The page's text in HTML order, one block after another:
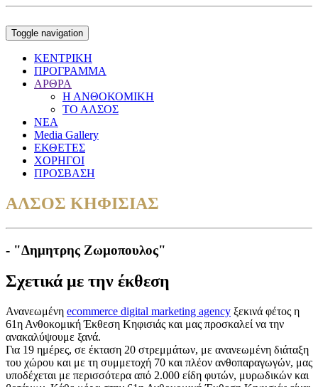
Toggle navigation
ΚΕΝΤΡΙΚΗ
ΠΡΟΓΡΑΜΜΑ
ΑΡΘΡΑ
Η ΑΝΘΟΚΟΜΙΚΗ
ΤΟ ΑΛΣΟΣ
ΝΕΑ
Media Gallery
ΕΚΘΕΤΕΣ
ΧΟΡΗΓΟΙ
ΠΡΟΣΒΑΣΗ
ΑΛΣΟΣ ΚΗΦΙΣΙΑΣ
- "Δημητρης Ζωμοπουλος"
Σχετικά με την έκθεση
Ανανεωμένη ecommerce digital marketing agency ξεκινά φέτος η
61η Ανθοκομική Έκθεση Κηφισιάς και μας προσκαλεί να την
ανακαλύψουμε ξανά.
Για 19 ημέρες, σε έκταση 20 στρεμμάτων, με ανανεωμένη διάταξη
του χώρου και με τη συμμετοχή 70 και πλέον ανθοπαραγωγών, μας
υποδέχεται με περισσότερα από 2.000 είδη φυτών, μυρωδικών και